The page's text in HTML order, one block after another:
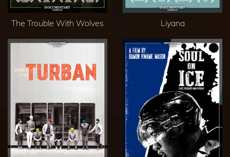
The Trouble With Wolves Liyana